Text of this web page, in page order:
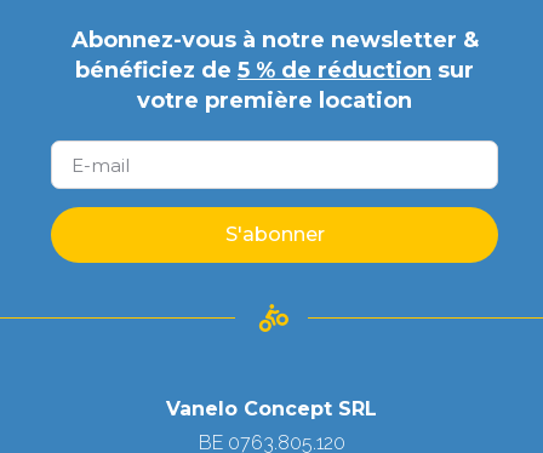
Abonnez-vous à notre newsletter &
bénéficiez de 5 % de réduction sur
votre première location
S'abonner
Vanelo Concept SRL
BE 0763.805.120